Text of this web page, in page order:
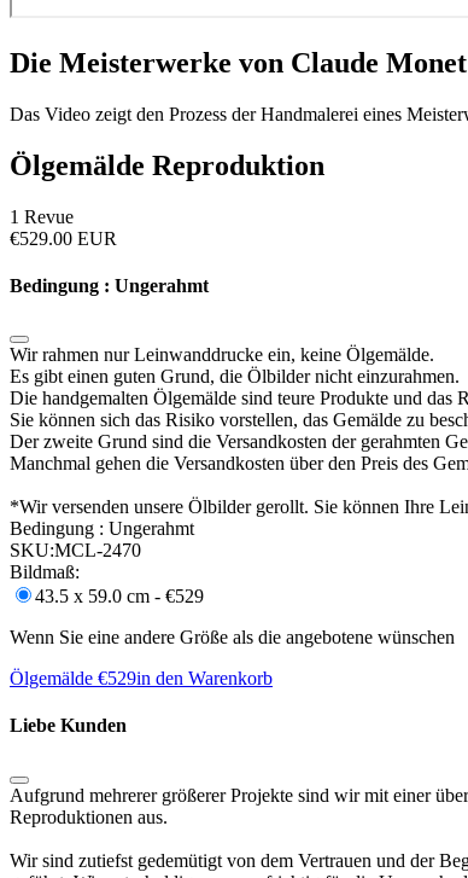
Die Meisterwerke von Claude
Das Video zeigt den Prozess der Handmalerei eines
Ölgemälde Reproduktion
1 Revue
€529.00 EUR
Bedingung : Ungerahmt
Wir rahmen nur Leinwanddrucke ein, keine Ölgemälde.
Es gibt einen guten Grund, die Ölbilder nicht einzurahmen.
Die handgemalten Ölgemälde sind teure Produkte und das
Sie können sich das Risiko vorstellen, das Gemälde zu
Der zweite Grund sind die Versandkosten der gerahmten
Manchmal gehen die Versandkosten über den Preis des
*Wir versenden unsere Ölbilder gerollt. Sie können Ihre
Bedingung : Ungerahmt
SKU:MCL-2470
Bildmaß:
43.5 x 59.0 cm - €529
Wenn Sie eine andere Größe als die angebotene wünschen
Ölgemälde €529in den Warenkorb
Liebe Kunden
Aufgrund mehrerer größerer Projekte sind wir mit einer
Reproduktionen aus.
Wir sind zutiefst gedemütigt von dem Vertrauen und der